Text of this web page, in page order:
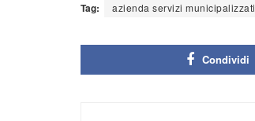
Tag: azienda servizi municipalizzati
Condividi